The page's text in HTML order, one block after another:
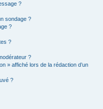
?
sondage ?
?
?
?
» affiché lors de la rédaction d’un
?